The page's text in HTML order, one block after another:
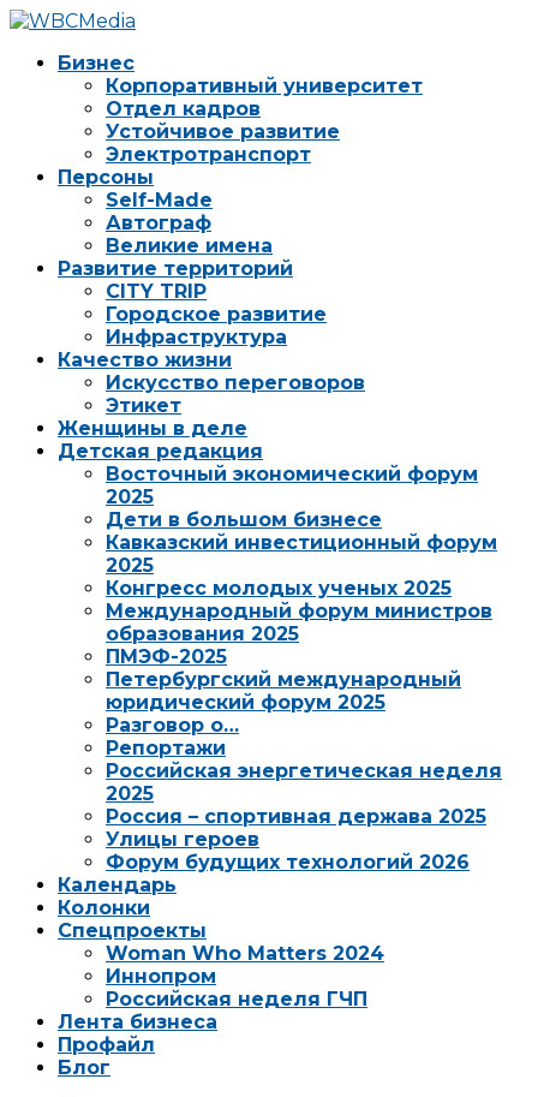
Бизнес
Корпоративный университет
Отдел кадров
Устойчивое развитие
Электротранспорт
Персоны
Self-Made
Автограф
Великие имена
Развитие территорий
CITY TRIP
Городское развитие
Инфраструктура
Качество жизни
Искусство переговоров
Этикет
Женщины в деле
Детская редакция
Восточный экономический форум
2025
Дети в большом бизнесе
Кавказский инвестиционный форум
2025
Конгресс молодых ученых 2025
Международный форум министров
образования 2025
ПМЭФ-2025
Петербургский международный
юридический форум 2025
Разговор о…
Репортажи
Российская энергетическая неделя
2025
Россия – спортивная держава 2025
Улицы героев
Форум будущих технологий 2026
Календарь
Колонки
Спецпроекты
Woman Who Matters 2024
Иннопром
Российская неделя ГЧП
Лента бизнеса
Профайл
Блог